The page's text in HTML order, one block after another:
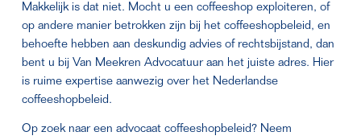
Makkelijk is dat niet. Mocht u een coffeeshop exploiteren, of
op andere manier betrokken zijn bij het coffeeshopbeleid, en
behoefte hebben aan deskundig advies of rechtsbijstand, dan
bent u bij Van Meekren Advocatuur aan het juiste adres. Hier
is ruime expertise aanwezig over het Nederlandse
coffeeshopbeleid.
Op zoek naar een advocaat coffeeshopbeleid? Neem